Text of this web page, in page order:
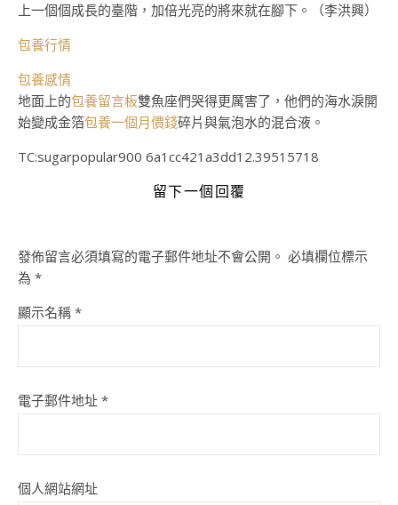
上一個個成長的臺階，加倍光亮的將來就在腳下。（李洪興）
包養行情
包養感情
地面上的包養留言板雙魚座們哭得更厲害了，他們的海水淚開
始變成金箔包養一個月價錢碎片與氣泡水的混合液。
TC:sugarpopular900 6a1cc421a3dd12.39515718
留下一個回覆
發佈留言必須填寫的電子郵件地址不會公開。 必填欄位標示
為 *
顯示名稱 *
電子郵件地址 *
個人網站網址